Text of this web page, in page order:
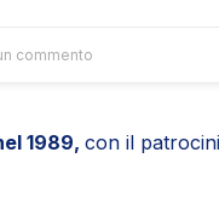
commento
1989, con il